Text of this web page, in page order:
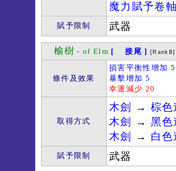
魔力賦予卷
賦予限制 武器
榆樹 - of Elm [ 接尾 ] [RankB]
條件及效果
損害平衡性增加 5
暴擊增加 5
幸運減少 20
取得方式
木劍 → 棕色
木劍
→ 黑色
木劍
→ 白
賦予限制 武器